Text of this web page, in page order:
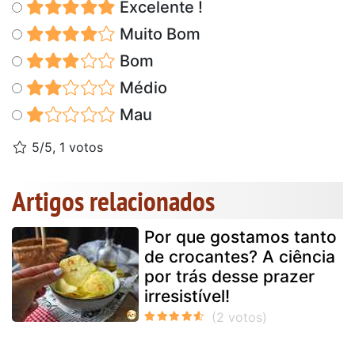
Excelente !
Muito Bom
Bom
Médio
Mau
5/5, 1 votos
Artigos relacionados
Por que gostamos tanto
de crocantes? A ciência
por trás desse prazer
irresistível!